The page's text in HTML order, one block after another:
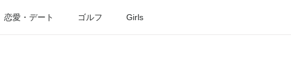
恋愛・デート ゴルフ Girls